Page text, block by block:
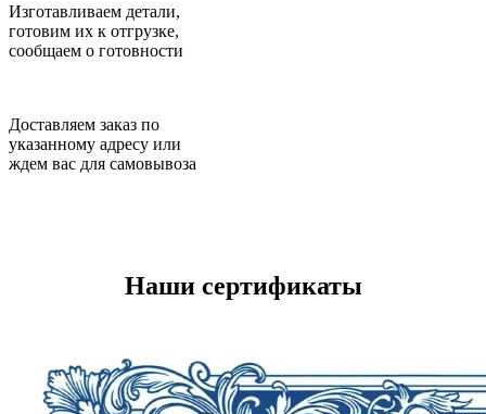
Изготавливаем детали,
готовим их к отгрузке,
сообщаем о готовности
Доставляем заказ по
указанному адресу или
ждем вас для самовывоза
Наши сертификаты